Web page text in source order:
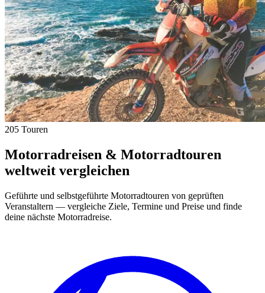
205 Touren
Motorradreisen & Motorradtouren
weltweit vergleichen
Geführte und selbstgeführte Motorradtouren von geprüften
Veranstaltern — vergleiche Ziele, Termine und Preise und finde
deine nächste Motorradreise.